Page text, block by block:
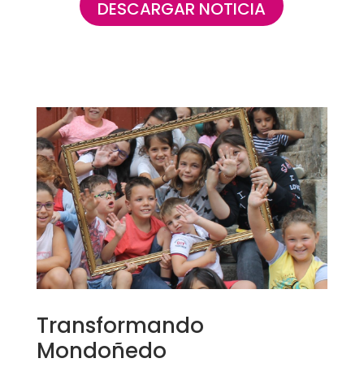
DESCARGAR NOTICIA
Transformando
Mondoñedo